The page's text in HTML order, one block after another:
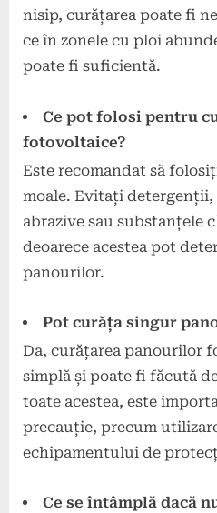
nisip, curățarea poate fi
ce în zonele cu ploi
poate fi suficientă.
Ce pot folosi pentru
fotovoltaice?
Este recomandat să
moale. Evitați
abrazive sau substanțele
deoarece acestea pot
panourilor.
Pot curăța singur
Da, curățarea panourilor
simplă și poate fi făcută
toate acestea, este
precauție, precum
echipamentului de
Ce se întâmplă dacă